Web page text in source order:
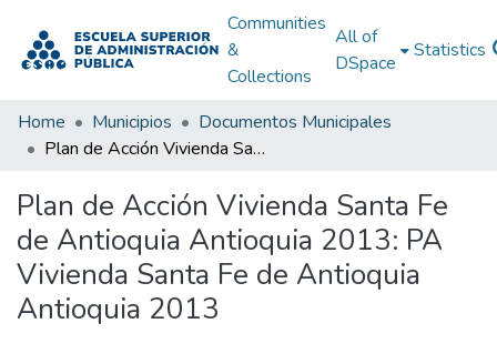
Communities
&
Collections
All of
DSpace
Statistics
Home Municipios
Documentos Municipales
Plan de Acción Vivienda Santa Fe de Antioquia Antioquia 2013: PA Vivienda Santa Fe de Antioquia Antioquia 2013
Plan de Acción Vivienda Santa Fe
de Antioquia Antioquia 2013: PA
Vivienda Santa Fe de Antioquia
Antioquia 2013